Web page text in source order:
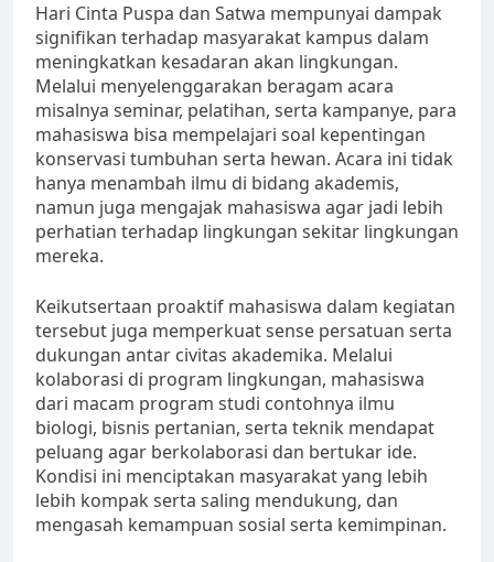
Hari Cinta Puspa dan Satwa mempunyai dampak
signifikan terhadap masyarakat kampus dalam
meningkatkan kesadaran akan lingkungan.
Melalui menyelenggarakan beragam acara
misalnya seminar, pelatihan, serta kampanye, para
mahasiswa bisa mempelajari soal kepentingan
konservasi tumbuhan serta hewan. Acara ini tidak
hanya menambah ilmu di bidang akademis,
namun juga mengajak mahasiswa agar jadi lebih
perhatian terhadap lingkungan sekitar lingkungan
mereka.
Keikutsertaan proaktif mahasiswa dalam kegiatan
tersebut juga memperkuat sense persatuan serta
dukungan antar civitas akademika. Melalui
kolaborasi di program lingkungan, mahasiswa
dari macam program studi contohnya ilmu
biologi, bisnis pertanian, serta teknik mendapat
peluang agar berkolaborasi dan bertukar ide.
Kondisi ini menciptakan masyarakat yang lebih
lebih kompak serta saling mendukung, dan
mengasah kemampuan sosial serta kemimpinan.